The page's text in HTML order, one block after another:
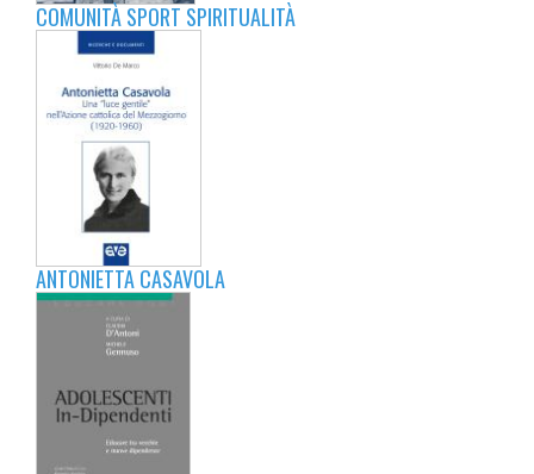
COMUNITÀ SPORT SPIRITUALITÀ
ANTONIETTA CASAVOLA